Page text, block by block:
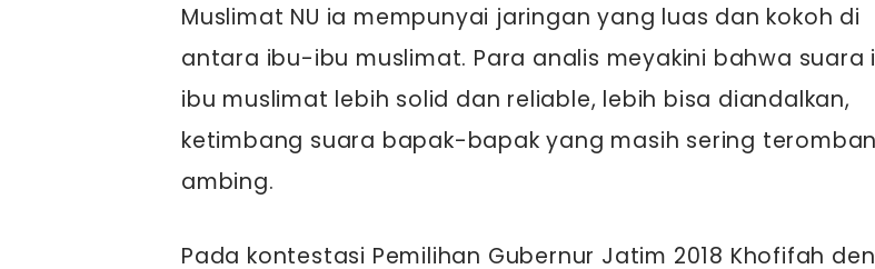
Muslimat NU ia mempunyai jaringan yang luas dan kokoh di
antara ibu-ibu muslimat. Para analis meyakini bahwa suara
ibu muslimat lebih solid dan reliable, lebih bisa diandalkan,
ketimbang suara bapak-bapak yang masih sering
ambing.
Pada kontestasi Pemilihan Gubernur Jatim 2018 Khofifah